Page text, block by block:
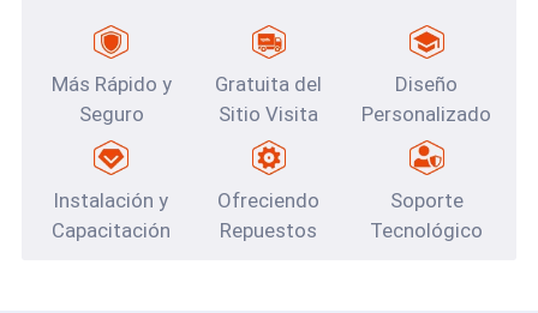
Más Rápido y
Seguro
Gratuita del
Sitio Visita
Diseño
Personalizado
Instalación y
Capacitación
Ofreciendo
Repuestos
Soporte
Tecnológico